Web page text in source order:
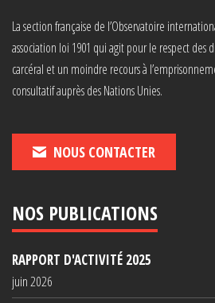
La section française de l’Observatoire
association loi 1901 qui agit pour le respect des
carcéral et un moindre recours à
consultatif auprès des Nations Unies.
NOUS CONTACTER
NOS PUBLICATIONS
RAPPORT D'ACTIVITÉ 2025
juin 2026